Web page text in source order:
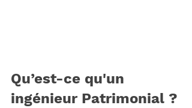
Qu’est-ce qu'un
ingénieur Patrimonial ?